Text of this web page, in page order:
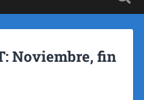
Noviembre, fin